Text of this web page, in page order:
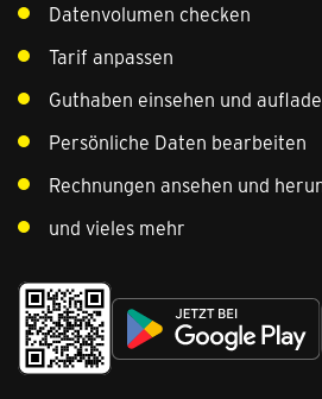
Datenvolumen checken
Tarif anpassen
Guthaben einsehen und
Persönliche Daten bearbeiten
Rechnungen ansehen und
und vieles mehr